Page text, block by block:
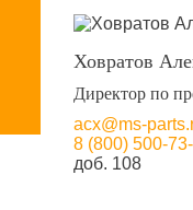
Ховратов
Директор по
acx@ms-
8 (800) 500-
доб. 108